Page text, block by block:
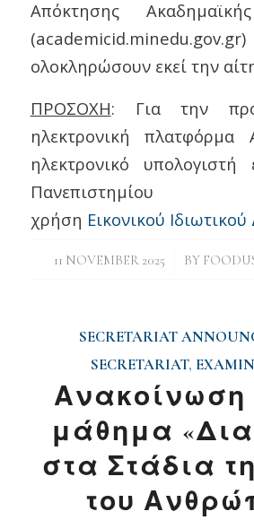
Απόκτησης
ολοκληρώσουν εκεί την
ΠΡΟΣΟΧΗ: Για την
ηλεκτρονική πλατφόρμα
ηλεκτρονικό υπολογιστή
Πανεπιστημίου
χρήση Εικονικού
11 NOVEMBER 2025
/ BY
SECRETARIAT
SECRETARIAT,
Ανακοίνωση
μάθημα
στα Στάδια
του